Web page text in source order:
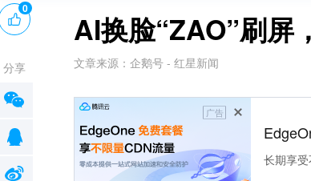
AI换脸“ZAO”刷屏
文章来源： 企鹅号 - 红星新闻
广告
长期享
0
分享